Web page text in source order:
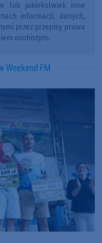
lub jakiekolwiek inne
informacji, danych,
przez przepisy prawa
osobistym.
Weekend FM